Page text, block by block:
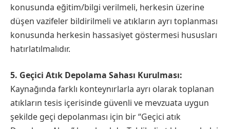
konusunda eğitim/bilgi verilmeli, herkesin üzerine
düşen vazifeler bildirilmeli ve atıkların ayrı toplanması
konusunda herkesin hassasiyet göstermesi hususları
hatırlatılmalıdır.
5. Geçici Atık Depolama Sahası Kurulması:
Kaynağında farklı konteynırlarla ayrı olarak toplanan
atıkların tesis içerisinde güvenli ve mevzuata uygun
şekilde geçi depolanması için bir “Geçici atık